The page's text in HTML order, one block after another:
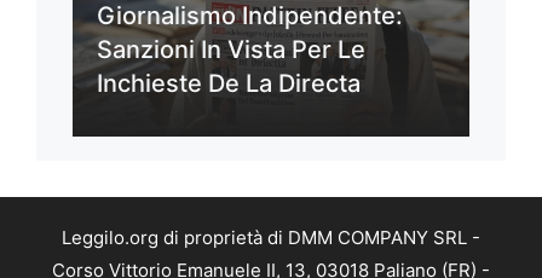
Giornalismo Indipendente:
Sanzioni In Vista Per Le
Inchieste De La Directa
Leggilo.org di proprietà di DMM COMPANY SRL -
Corso Vittorio Emanuele II, 13, 03018 Paliano (FR) -